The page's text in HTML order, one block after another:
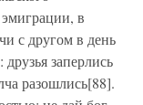
в
с другом в день
заперлись
разошлись[88].